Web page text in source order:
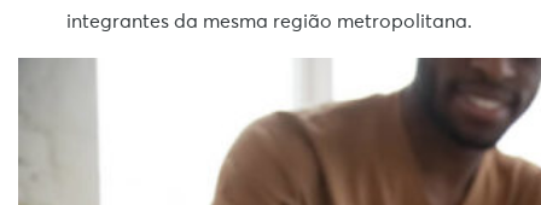
integrantes da mesma região metropolitana.